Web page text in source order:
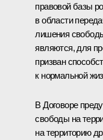
правовой базы
в области
лишения
являются, для
призван
к нормальной
В Договоре
свободы на
на территорию